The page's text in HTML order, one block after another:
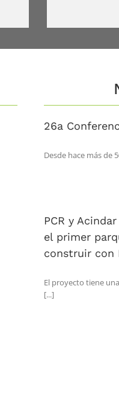
26a
Desde hace más de
PCR y
el primer
construir con
El proyecto tiene
[...]